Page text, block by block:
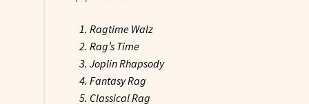
Ragtime Walz
Rag’s Time
Joplin Rhapsody
Fantasy Rag
Classical Rag